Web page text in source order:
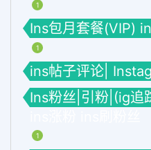
1
Ins包月套餐(VIP)
1
ins帖子评论|
Ins粉丝|引粉|(ig追
1